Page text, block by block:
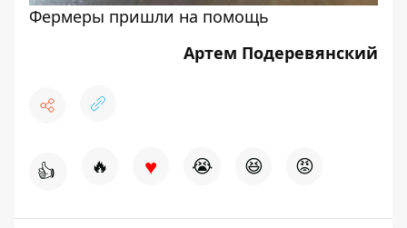
Фермеры пришли на помощь
Артем Подеревянский
👍 🔥 ♥ 😭 😆 😡